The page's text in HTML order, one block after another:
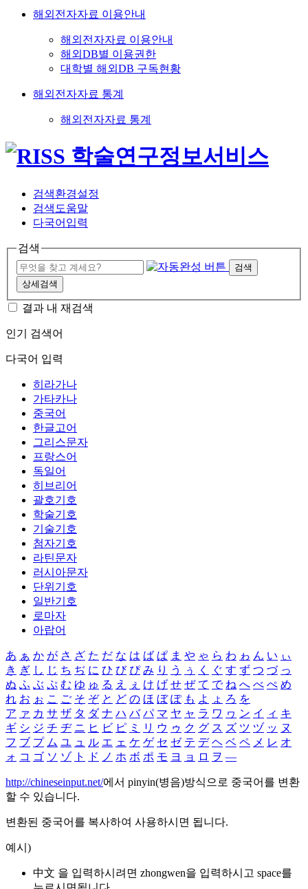
해외전자자료 이용안내
해외전자자료 이용안내
해외DB별 이용권한
대학별 해외DB 구독현황
해외전자자료 통계
해외전자자료 통계
검색환경설정
검색도움말
다국어입력
검색
검색
상세검색
결과 내 재검색
인기 검색어
다국어 입력
히라가나
가타카나
중국어
한글고어
그리스문자
프랑스어
독일어
히브리어
괄호기호
학술기호
기술기호
첨자기호
라틴문자
러시아문자
단위기호
일반기호
로마자
아랍어
あ ぁ か が さ ざ た だ な は ば ぱ ま や ゃ ら わ ゎ ん い ぃ
き ぎ し じ ち ぢ に ひ び ぴ み り う ぅ く ぐ す ず つ づ っ
ぬ ふ ぶ ぷ む ゆ ゅ る え ぇ け げ せ ぜ て で ね へ べ ぺ め
れ お ぉ こ ご そ ぞ と ど の ほ ぼ ぽ も よ ょ ろ を
ア ァ カ サ ザ タ ダ ナ ハ バ パ マ ヤ ャ ラ ワ ヮ ン イ ィ キ
ギ シ ジ チ ヂ ニ ヒ ビ ピ ミ リ ウ ゥ ク グ ス ズ ツ ヅ ッ ヌ
フ ブ プ ム ユ ュ ル エ ェ ケ ゲ セ ゼ テ デ ヘ ベ ペ メ レ オ
ォ コ ゴ ソ ゾ ト ド ノ ホ ボ ポ モ ヨ ョ ロ ヲ ―
http://chineseinput.net/에서 pinyin(병음)방식으로 중국어를 변환
할 수 있습니다.
변환된 중국어를 복사하여 사용하시면 됩니다.
예시)
中文 을 입력하시려면 zhongwen을 입력하시고 space를